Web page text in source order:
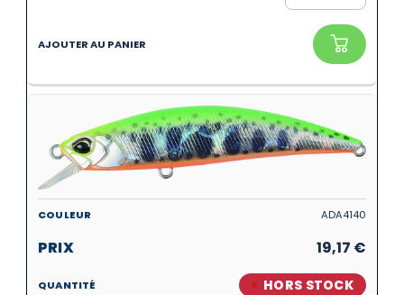
ADA4140
19,17 €
HORS STOCK